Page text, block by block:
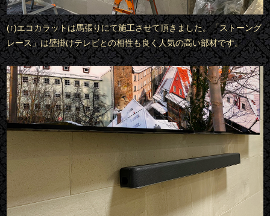
(↑)エコカラットは馬張りにて施工させて頂きました。「ストーング
レース」は壁掛けテレビとの相性も良く人気の高い部材です。